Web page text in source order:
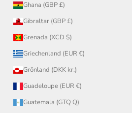
Ghana (GBP £)
Gibraltar (GBP £)
Grenada (XCD $)
Griechenland (EUR €)
Grönland (DKK kr.)
Guadeloupe (EUR €)
Guatemala (GTQ Q)